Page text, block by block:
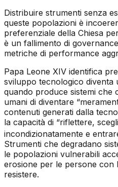
Distribuire strumenti senza
queste popolazioni è
preferenziale della Chiesa
è un fallimento di
metriche di performance
Papa Leone XIV identifica
sviluppo tecnologico diventa
quando produce sistemi che
umani di diventare
contenuti generati dalla
la capacità di “riflettere,
incondizionatamente e
Strumenti che degradano
le popolazioni vulnerabili
erosione per le persone con
resistere.